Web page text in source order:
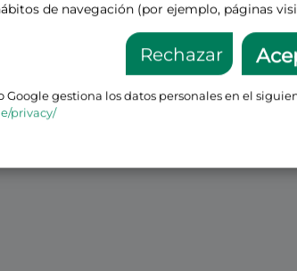
de navegación (por ejemplo, páginas
Rechazar
Google gestiona los datos personales en el
privacy/